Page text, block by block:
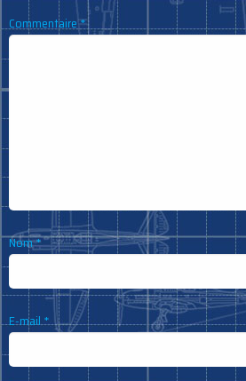
Commentaire*
Nom*
E-mail*